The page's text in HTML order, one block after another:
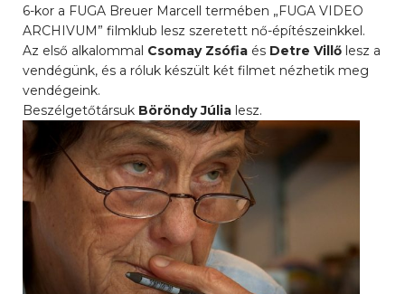
6-kor a FUGA Breuer Marcell termében „FUGA VIDEO
ARCHIVUM” filmklub lesz szeretett nő-építészeinkkel.
Az első alkalommal Csomay Zsófia és Detre Villő lesz a
vendégünk, és a róluk készült két filmet nézhetik meg
vendégeink.
Beszélgetőtársuk Böröndy Júlia lesz.